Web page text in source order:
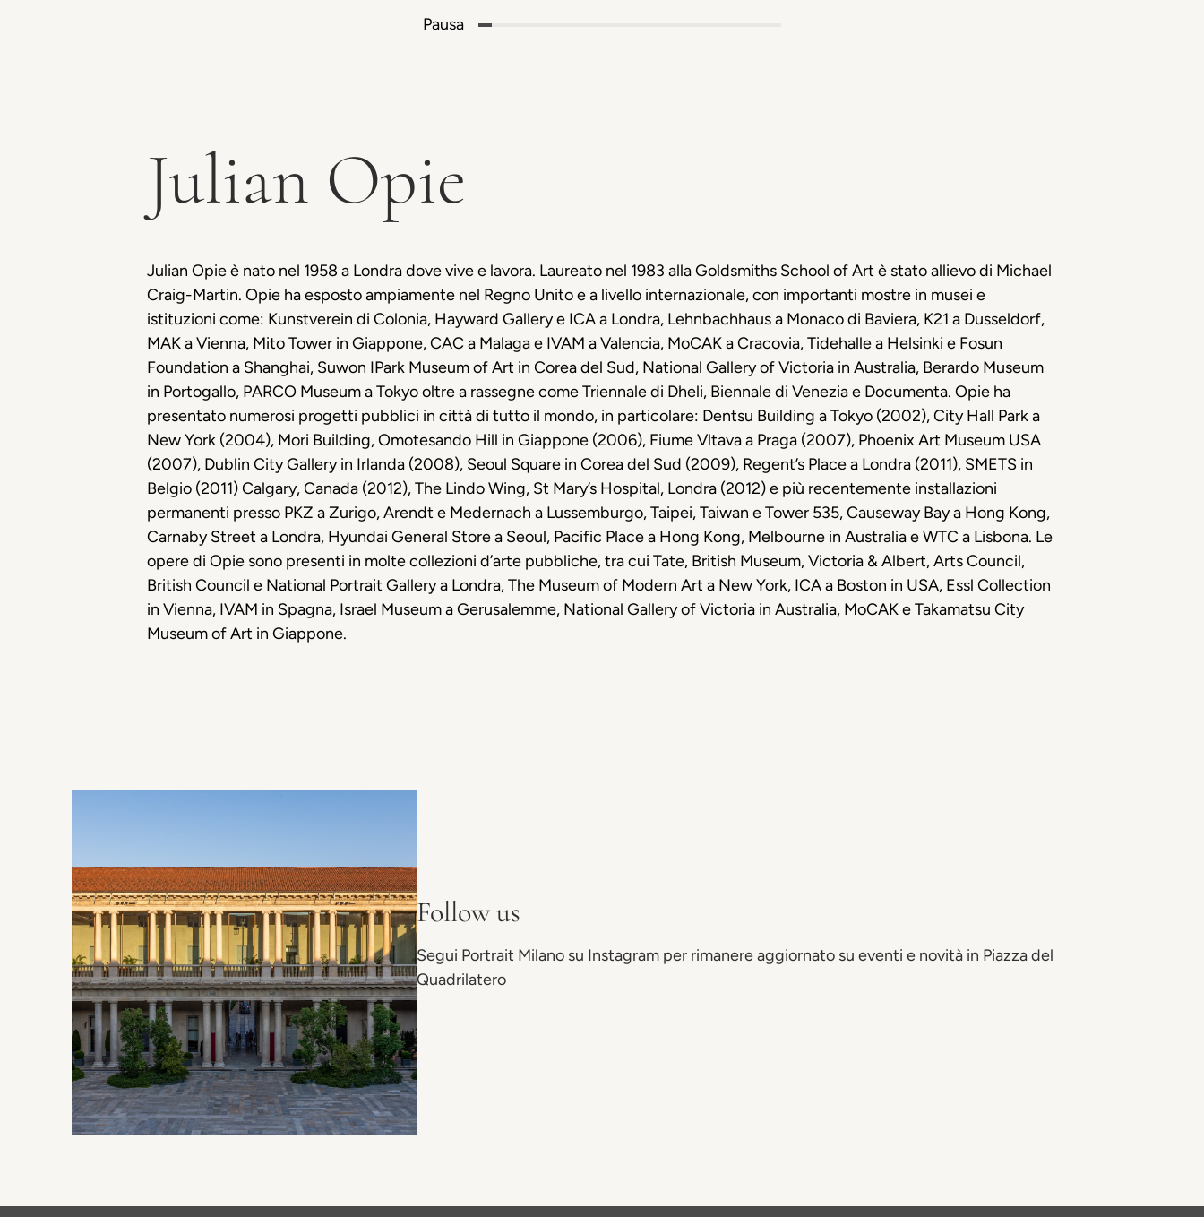
Pausa
Julian Opie
Julian Opie è nato nel 1958 a Londra dove vive e lavora. Laureato nel 1983 alla Goldsmiths School of Art è stato allievo di Michael
Craig-Martin. Opie ha esposto ampiamente nel Regno Unito e a livello internazionale, con importanti mostre in musei e
istituzioni come: Kunstverein di Colonia, Hayward Gallery e ICA a Londra, Lehnbachhaus a Monaco di Baviera, K21 a Dusseldorf,
MAK a Vienna, Mito Tower in Giappone, CAC a Malaga e IVAM a Valencia, MoCAK a Cracovia, Tidehalle a Helsinki e Fosun
Foundation a Shanghai, Suwon IPark Museum of Art in Corea del Sud, National Gallery of Victoria in Australia, Berardo Museum
in Portogallo, PARCO Museum a Tokyo oltre a rassegne come Triennale di Dheli, Biennale di Venezia e Documenta. Opie ha
presentato numerosi progetti pubblici in città di tutto il mondo, in particolare: Dentsu Building a Tokyo (2002), City Hall Park a
New York (2004), Mori Building, Omotesando Hill in Giappone (2006), Fiume Vltava a Praga (2007), Phoenix Art Museum USA
(2007), Dublin City Gallery in Irlanda (2008), Seoul Square in Corea del Sud (2009), Regent’s Place a Londra (2011), SMETS in
Belgio (2011) Calgary, Canada (2012), The Lindo Wing, St Mary’s Hospital, Londra (2012) e più recentemente installazioni
permanenti presso PKZ a Zurigo, Arendt e Medernach a Lussemburgo, Taipei, Taiwan e Tower 535, Causeway Bay a Hong Kong,
Carnaby Street a Londra, Hyundai General Store a Seoul, Pacific Place a Hong Kong, Melbourne in Australia e WTC a Lisbona. Le
opere di Opie sono presenti in molte collezioni d’arte pubbliche, tra cui Tate, British Museum, Victoria & Albert, Arts Council,
British Council e National Portrait Gallery a Londra, The Museum of Modern Art a New York, ICA a Boston in USA, Essl Collection
in Vienna, IVAM in Spagna, Israel Museum a Gerusalemme, National Gallery of Victoria in Australia, MoCAK e Takamatsu City
Museum of Art in Giappone.
Follow us
Segui Portrait Milano su Instagram per rimanere aggiornato su eventi e novità in Piazza del
Quadrilatero